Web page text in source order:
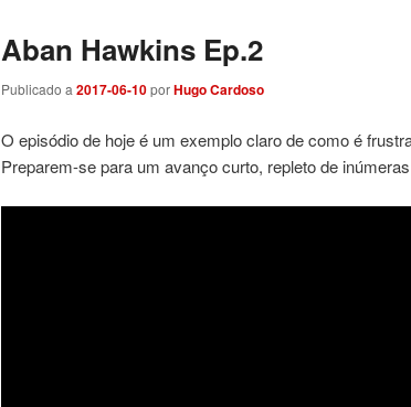
Aban Hawkins Ep.2
Publicado a 2017-06-10porHugo Cardoso
O episódio de hoje é um exemplo claro de como é
Preparem-se para um avanço curto, repleto de